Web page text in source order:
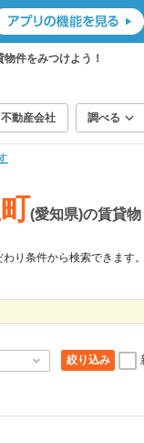
件をみつけよう！
不動産会社 調べる
(愛知県)の賃貸物
り条件から検索できます。
絞り込み